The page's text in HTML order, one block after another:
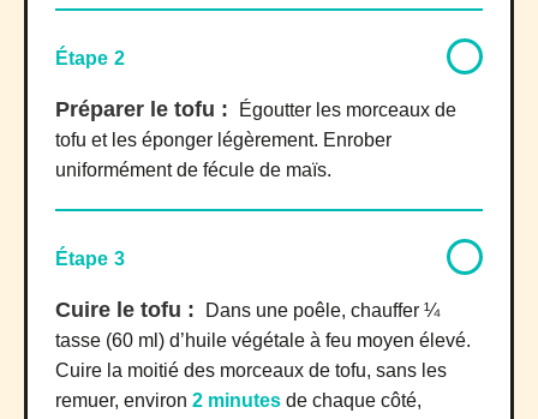
Étape 2
Préparer le tofu :
Égoutter les morceaux de
tofu et les éponger légèrement. Enrober
uniformément de fécule de maïs.
Étape 3
Cuire le tofu :
Dans une poêle, chauffer ¼
tasse (60 ml) d’huile végétale à feu moyen élevé.
Cuire la moitié des morceaux de tofu, sans les
remuer, environ 2 minutes de chaque côté,